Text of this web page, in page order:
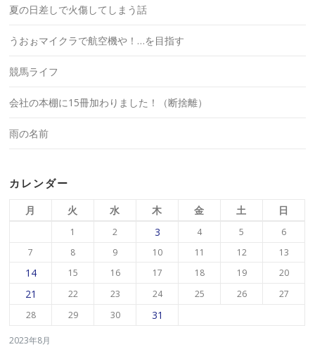
夏の日差しで火傷してしまう話
うおぉマイクラで航空機や！…を目指す
競馬ライフ
会社の本棚に15冊加わりました！（断捨離）
雨の名前
カレンダー
2023年8月
月 火 水 木 金 土 日
1 2 3 4 5
6
7
8 9 10 11 12 13
14 15 16 17 18 19 20
21 22 23 24 25 26
27
28
29 30 31